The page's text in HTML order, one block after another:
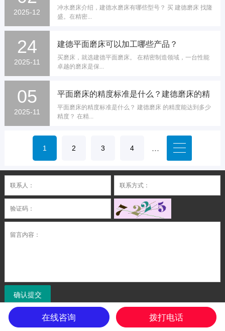
2025-12
冲水磨床介绍，建德水磨床有哪些型号？ 买 建德磨床 找隆
盛。在精密...
24
2025-11
建德平面磨床可以加工哪些产品？
买磨床，就选建德平面磨床。 在精密制造领域，一台性能
卓越的磨床是保...
05
2025-11
平面磨床的精度标准是什么？建德磨床的精
度能达到多少精度？
平面磨床的精度标准是什么？ 建德磨床 的精度能达到多少
精度？ 在精...
1 2 3 4 ...
确认提交
Copyright © 2026 深圳隆盛数控机床设备有限公司粤ICP备20001559号
在线咨询 拨打电话